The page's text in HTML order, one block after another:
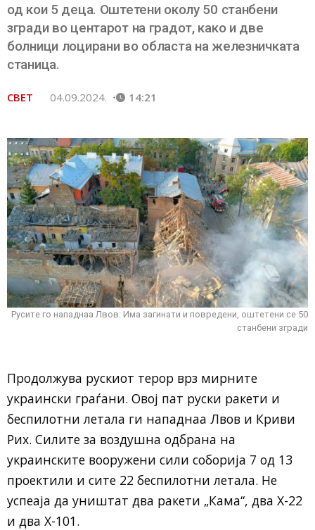
од кои 5 деца. Оштетени околу 50 станбени
згради во центарот на градот, како и две
болници лоцирани во областа на железничката
станица.
СВЕТ 04.09.2024. 14:21
Русите го нападнаа Лвов: Има загинати и повредени, оштетени се 50
станбени згради
Продолжува рускиот терор врз мирните
украински граѓани. Овој пат руски ракети и
беспилотни летала ги нападнаа Лвов и Криви
Рих. Силите за воздушна одбрана на
украинските вооружени сили соборија 7 од 13
проектили и сите 22 беспилотни летала. Не
успеаја да уништат два ракети „Кама“, два Х-22
и два Х-101.